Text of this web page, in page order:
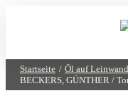
Startseite
Öl auf Leinwand
BECKERS, GÜNTHER /